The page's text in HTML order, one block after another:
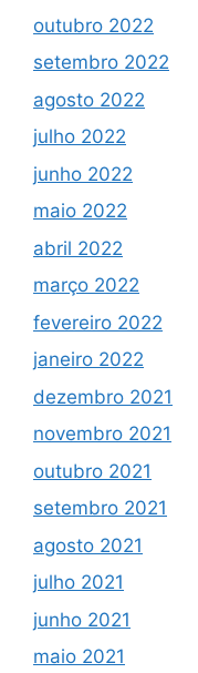
outubro 2022
setembro 2022
agosto 2022
julho 2022
junho 2022
maio 2022
abril 2022
março 2022
fevereiro 2022
janeiro 2022
dezembro 2021
novembro 2021
outubro 2021
setembro 2021
agosto 2021
julho 2021
junho 2021
maio 2021